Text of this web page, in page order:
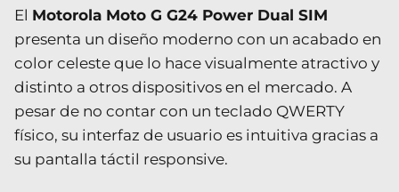
El Motorola Moto G G24 Power Dual SIM
presenta un diseño moderno con un acabado en
color celeste que lo hace visualmente atractivo y
distinto a otros dispositivos en el mercado. A
pesar de no contar con un teclado QWERTY
físico, su interfaz de usuario es intuitiva gracias a
su pantalla táctil responsive.